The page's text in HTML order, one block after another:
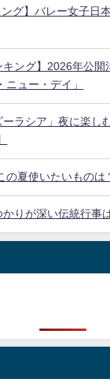
ング】バレー女子日
キング】2026年公
ニュー・デイ」
ーラシア」夜に楽し
の夏使いたいものは
かりが深い伝統行事